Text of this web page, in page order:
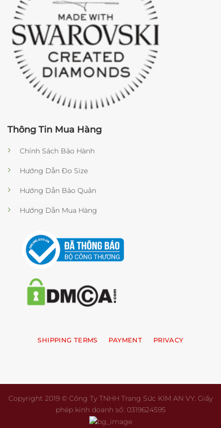
Thông Tin Mua Hàng
Chính Sách Bảo Hành
Hướng Dẫn Đo Size
Hướng Dẫn Bảo Quản
Hướng Dẫn Mua Hàng
SHIPPING TERMS PAYMENT PRIVACY
Copyright 2019 © Công Ty TNHH Trang Sức KIM AN VY. Giấy
phép kinh doanh số: 0319624595